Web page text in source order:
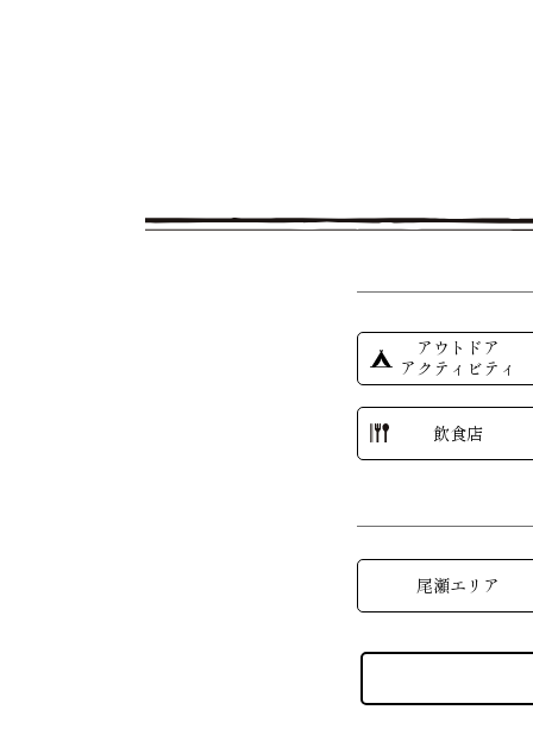
アウトドア
アクティビティ
飲食店
尾瀬エリア